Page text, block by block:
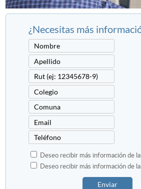
¿Necesitas más
Deseo recibir más información de
Deseo recibir más información de
Enviar